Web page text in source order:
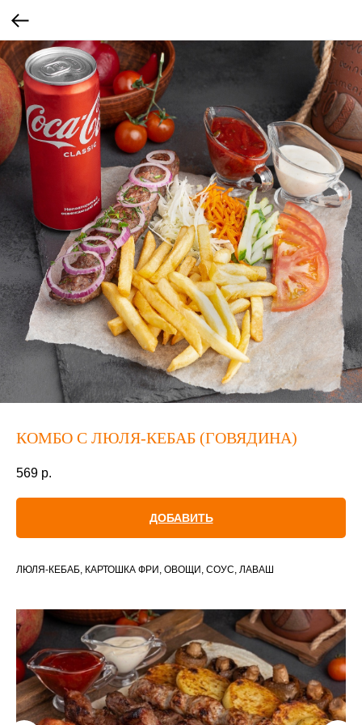
КОМБО С ЛЮЛЯ-КЕБАБ (ГОВЯДИНА)
569 р.
ДОБАВИТЬ
ЛЮЛЯ-КЕБАБ, КАРТОШКА ФРИ, ОВОЩИ, СОУС, ЛАВАШ